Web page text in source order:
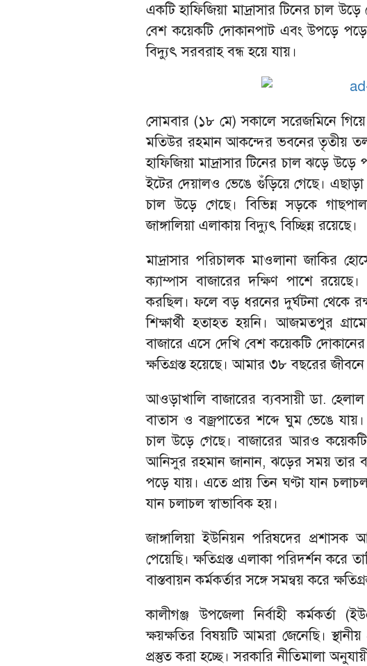
একটি হাফিজিয়া মাদ্রাসার টিনের চাল
বেশ কয়েকটি দোকানপাট এবং উপড়ে
বিদ্যুৎ সরবরাহ বন্ধ হয়ে যায়।
সোমবার (১৮ মে) সকালে সরেজমিনে
মতিউর রহমান আকন্দের ভবনের তৃতীয়
হাফিজিয়া মাদ্রাসার টিনের চাল ঝড়ে
ইটের দেয়ালও ভেঙে গুঁড়িয়ে গেছে। এছাড়া
চাল উড়ে গেছে। বিভিন্ন সড়কে
জাঙ্গালিয়া এলাকায় বিদ্যুৎ বিচ্ছিন্ন রয়েছে।
মাদ্রাসার পরিচালক মাওলানা জাকির
ক্যাম্পাস বাজারের দক্ষিণ পাশে রয়েছে।
করছিল। ফলে বড় ধরনের দুর্ঘটনা থেকে
শিক্ষার্থী হতাহত হয়নি। আজমতপুর
বাজারে এসে দেখি বেশ কয়েকটি দোকানের
ক্ষতিগ্রস্ত হয়েছে। আমার ৩৮ বছরের
আওড়াখালি বাজারের ব্যবসায়ী ডা.
বাতাস ও বজ্রপাতের শব্দে ঘুম ভেঙে
চাল উড়ে গেছে। বাজারের আরও কয়েকটি
আনিসুর রহমান জানান, ঝড়ের সময় তার
পড়ে যায়। এতে প্রায় তিন ঘণ্টা যান
যান চলাচল স্বাভাবিক হয়।
জাঙ্গালিয়া ইউনিয়ন পরিষদের
পেয়েছি। ক্ষতিগ্রস্ত এলাকা পরিদর্শন করে
বাস্তবায়ন কর্মকর্তার সঙ্গে সমন্বয় করে
কালীগঞ্জ উপজেলা নির্বাহী
ক্ষয়ক্ষতির বিষয়টি আমরা জেনেছি।
প্রস্তুত করা হচ্ছে। সরকারি নীতিমালা